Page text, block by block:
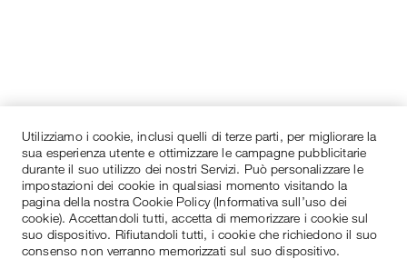
Utilizziamo i cookie, inclusi quelli di terze parti, per migliorare la
sua esperienza utente e ottimizzare le campagne pubblicitarie
durante il suo utilizzo dei nostri Servizi. Può personalizzare le
impostazioni dei cookie in qualsiasi momento visitando la
pagina della nostra Cookie Policy (Informativa sull’uso dei
cookie). Accettandoli tutti, accetta di memorizzare i cookie sul
suo dispositivo. Rifiutandoli tutti, i cookie che richiedono il suo
consenso non verranno memorizzati sul suo dispositivo.